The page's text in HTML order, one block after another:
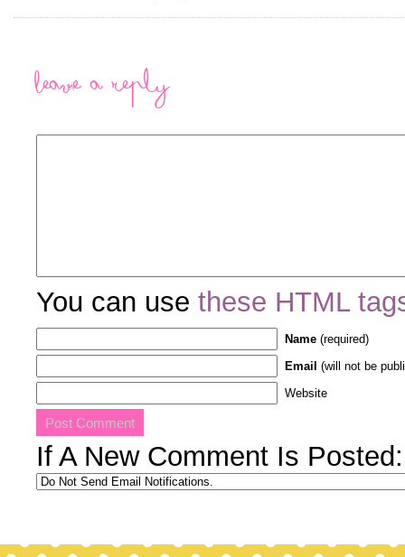
Leave a Reply
You can use these HTML
Name (required)
Email (will not be
Website
If A New Comment Is Posted: